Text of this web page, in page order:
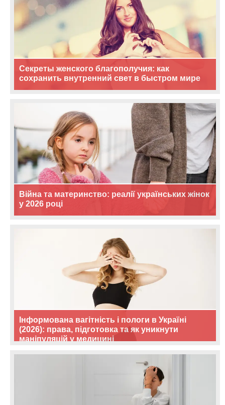
Секреты женского благополучия: как
сохранить внутренний свет в быстром мире
Війна та материнство: реалії українських жінок
у 2026 році
Інформована вагітність і пологи в Україні
(2026): права, підготовка та як уникнути
маніпуляцій у медицині